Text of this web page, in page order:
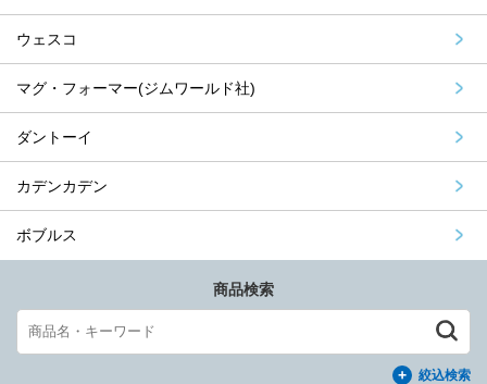
ウェスコ
マグ・フォーマー(ジムワールド社)
ダントーイ
カデンカデン
ボブルス
商品検索
絞込検索